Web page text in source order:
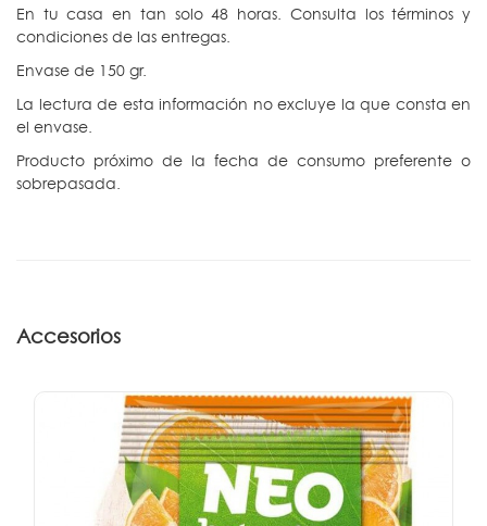
En tu casa en tan solo 48 horas. Consulta los términos y
condiciones de las entregas.
Envase de 150 gr.
La lectura de esta información no excluye la que consta en
el envase.
Producto próximo de la fecha de consumo preferente o
sobrepasada.
Accesorios